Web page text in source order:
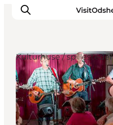
DET SKER
OPLEV
SPIS
Kulturhuse / spillesteder